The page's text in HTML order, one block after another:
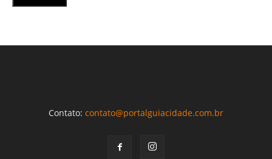
Contato: contato@portalguiacidade.com.br